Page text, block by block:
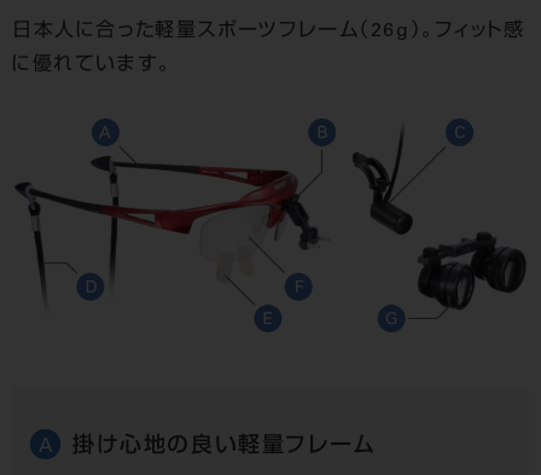
日本人に合った軽量スポーツフレーム（26g）。フィット感
に優れています。
A 掛け心地の良い軽量フレーム